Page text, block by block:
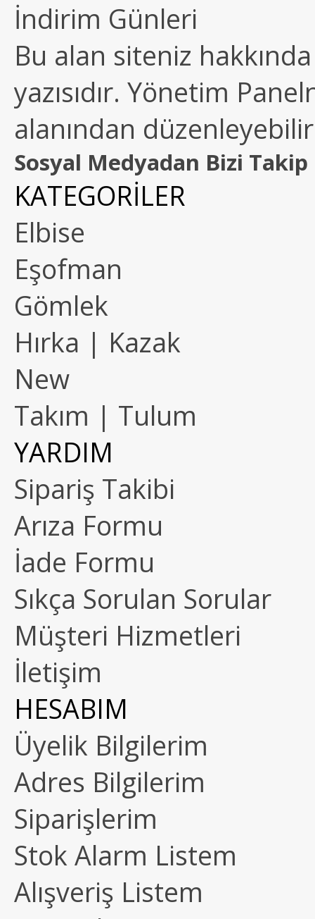
İndirim Günleri
Bu alan siteniz
yazısıdır. Yönetim
alanından
Sosyal Medyadan Bizi Takip
KATEGORİLER
Elbise
Eşofman
Gömlek
Hırka | Kazak
New
Takım | Tulum
YARDIM
Sipariş Takibi
Arıza Formu
İade Formu
Sıkça Sorulan Sorular
Müşteri Hizmetleri
İletişim
HESABIM
Üyelik Bilgilerim
Adres Bilgilerim
Siparişlerim
Stok Alarm Listem
Alışveriş Listem